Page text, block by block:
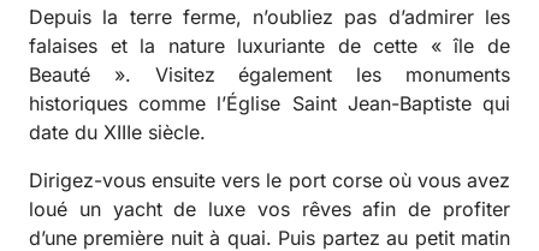
Depuis la terre ferme, n’oubliez pas d’admirer les
falaises et la nature luxuriante de cette « île de
Beauté ». Visitez également les monuments
historiques comme l’Église Saint Jean-Baptiste qui
date du XIIIe siècle.
Dirigez-vous ensuite vers le port corse où vous avez
loué un yacht de luxe vos rêves afin de profiter
d’une première nuit à quai. Puis partez au petit matin